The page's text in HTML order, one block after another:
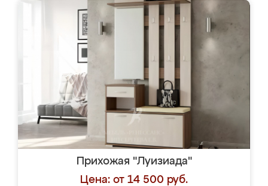
Прихожая "Луизиада"
Цена: от 14 500 руб.